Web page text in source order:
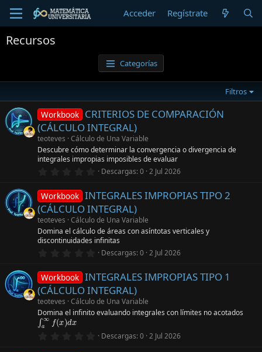
Acceder Regístrate
Recursos
Categorías
Filtros
Workbook CRITERIOS DE COMPARACIÓN
(CÁLCULO INTEGRAL)
teoteves Cálculo de Una Variable
Descubre cómo determinar la convergencia o divergencia de
integrales impropias imposibles de evaluar
0
0
e
s
t
r
e
l
s
)
Descargas 0 2 Jul 2026
Workbook INTEGRALES IMPROPIAS TIPO 2
(CÁLCULO INTEGRAL)
teoteves Cálculo de Una Variable
Domina el cálculo de áreas con asíntotas verticales y
discontinuidades infinitas
0
0
e
s
t
r
e
Descargas 0 2 Jul 2026
Workbook INTEGRALES IMPROPIAS TIPO 1
(CÁLCULO INTEGRAL)
teoteves Cálculo de Una Variable
Domina el infinito evaluando integrales con límites no acotados
∫a∞f(x) dx
0 Descargas 0 2 Jul 2026